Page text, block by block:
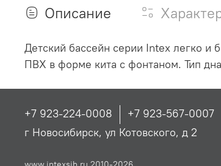
Описание
Детский бассейн серии Intex легко и
ПВХ в форме кита с фонтаном. Тип
+7 923-224-0008
+7 923-567-0007
г Новосибирск, ул Котовского, д 2